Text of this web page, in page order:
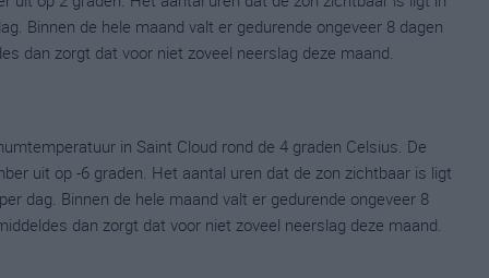
Binnen de hele maand valt er gedurende ongeveer 8 dagen
dan zorgt dat voor niet zoveel neerslag deze maand.
in Saint Cloud rond de 4 graden Celsius. De
uit op -6 graden. Het aantal uren dat de zon zichtbaar is ligt
dag. Binnen de hele maand valt er gedurende ongeveer 8
dan zorgt dat voor niet zoveel neerslag deze maand.